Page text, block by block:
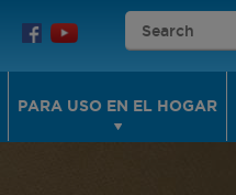
PARA USO EN EL HOGAR